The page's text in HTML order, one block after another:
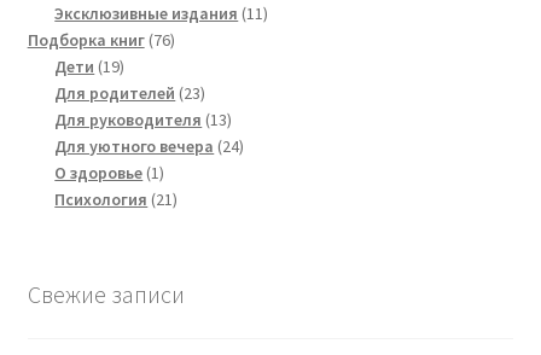
Эксклюзивные издания 1111
Подборка книг 7676
Дети 1919
products
Для родителей 2323
products
Для руководителя 1313
products
Для уютного вечера 2424
О здоровье 11
product
Психология 2121
Свежие записи